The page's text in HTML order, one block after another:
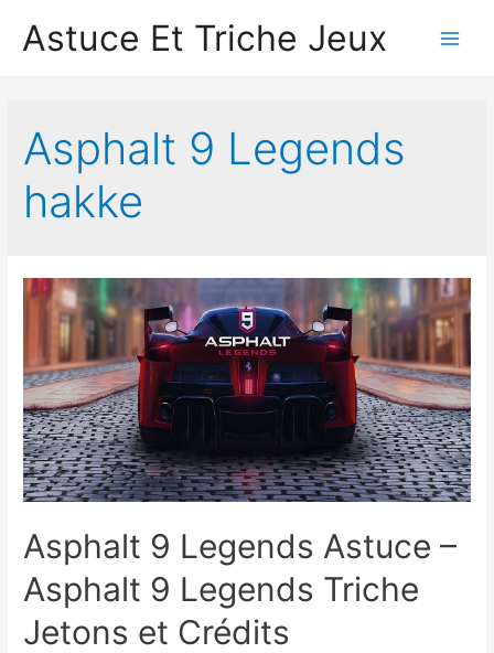
Astuce Et Triche Jeux
Asphalt 9 Legends
hakke
Asphalt 9 Legends Astuce –
Asphalt 9 Legends Triche
Jetons et Crédits